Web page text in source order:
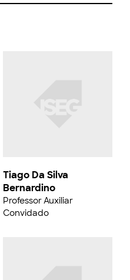
Tiago Da Silva
Bernardino
Professor Auxiliar
Convidado